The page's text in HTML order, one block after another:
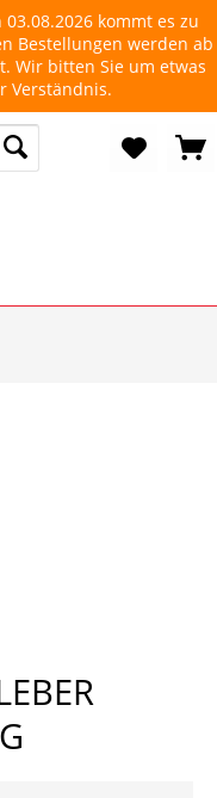
kommt es zu
Bestellungen werden ab
Wir bitten Sie um etwas
Verständnis.